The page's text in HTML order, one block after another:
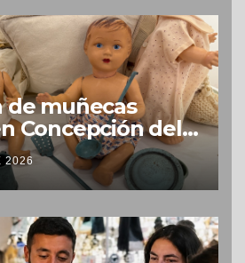
de muñecas
Concepción del
2026